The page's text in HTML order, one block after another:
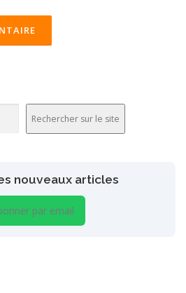
Rechercher sur le site
nouveaux articles
par email